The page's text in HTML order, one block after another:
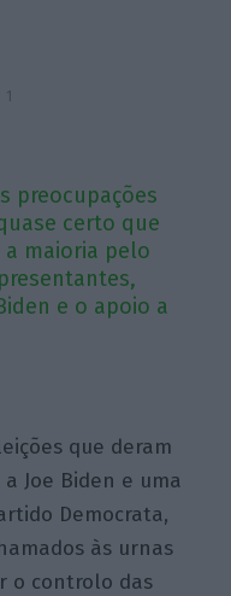
1
preocupações
certo que
maioria pelo
e o apoio a
que deram
Joe Biden e uma
Democrata,
às urnas
o controlo das